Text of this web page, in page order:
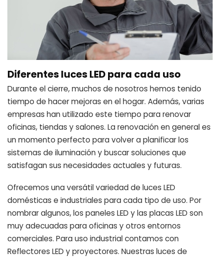
Diferentes luces LED para cada uso
Durante el cierre, muchos de nosotros hemos tenido
tiempo de hacer mejoras en el hogar. Además, varias
empresas han utilizado este tiempo para renovar
oficinas, tiendas y salones. La renovación en general es
un momento perfecto para volver a planificar los
sistemas de iluminación y buscar soluciones que
satisfagan sus necesidades actuales y futuras.
Ofrecemos una versátil variedad de luces LED
domésticas e industriales para cada tipo de uso. Por
nombrar algunos, los paneles LED y las placas LED son
muy adecuadas para oficinas y otros entornos
comerciales. Para uso industrial contamos con
Reflectores LED y proyectores. Nuestras luces de